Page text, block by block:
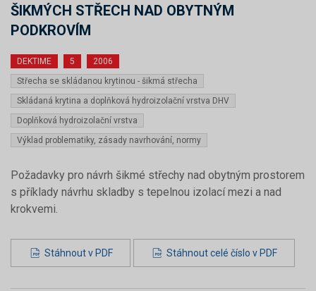
ŠIKMÝCH STŘECH NAD OBYTNÝM
PODKROVÍM
DEKTIME 5
2006
Střecha se skládanou krytinou - šikmá střecha
Skládaná krytina a doplňková hydroizolační vrstva DHV
Doplňková hydroizolační vrstva
Výklad problematiky, zásady navrhování, normy
Požadavky pro návrh šikmé střechy nad obytným prostorem
s příklady návrhu skladby s tepelnou izolací mezi a nad
krokvemi.
Stáhnout v PDF Stáhnout celé číslo v PDF